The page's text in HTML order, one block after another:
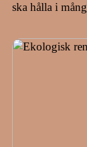
ska hålla i